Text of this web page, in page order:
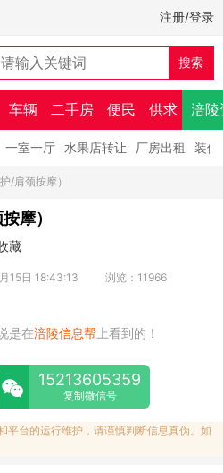
注册/登录
车辆 二手房 便民 供求 涪陵
一室一厅 水果店转让 厂房出租 装修
/肩颈按摩）
摩）
藏
15日 18:43:13 浏览：11966
是在涪陵信息帮 上看到的！
15213605359
复制微信号
平台的运行维护，请谨慎判断信息真伪。如